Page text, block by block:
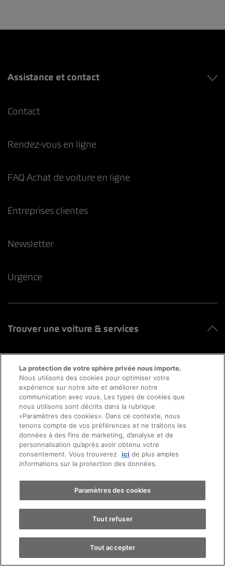
Prendre rendez-vous
Essai sur route
Trouver une voiture
Assistance et contact
Contact
Rendez-vous en ligne
FAQ Achat de voiture en ligne
Entreprises clientes
Newsletter
Urgence
Trouver une voiture & services
Entreprise
Nos marques
La protection de votre sphère privée nous importe.
Nous utilisons des cookies pour optimiser votre
expérience sur notre site et améliorer notre
communication avec vous. Les types de cookies que
nous utilisons sont décrits dans la rubrique
«Paramètres des cookies». Dans ce contexte, nous
tenons compte de vos préférences et ne traitons les
données à des fins de marketing, d’analyse et de
personnalisation qu’après avoir obtenu votre
consentement. Vous trouverez ici de plus amples
informations sur la protection des données.
Paramètres des cookies
Tout refuser
Tout accepter